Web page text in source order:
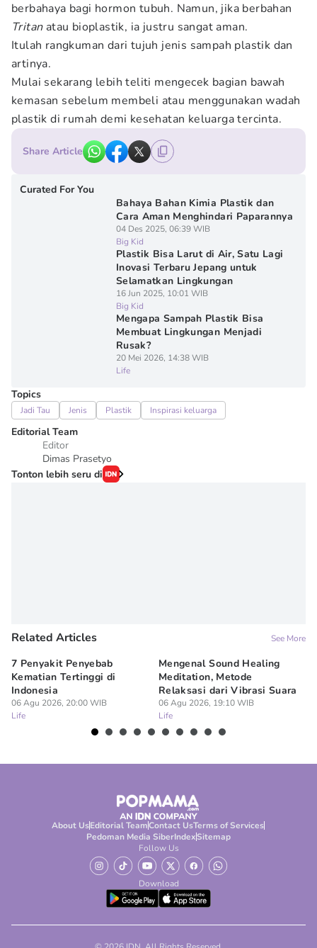
berbahaya bagi hormon tubuh. Namun, jika berbahan
Tritanatau bioplastik, ia justru sangat aman.
Itulah rangkuman dari tujuh jenis sampah plastik dan
artinya.
Mulai sekarang lebih teliti mengecek bagian bawah
kemasan sebelum membeli atau menggunakan wadah
plastik di rumah demi kesehatan keluarga tercinta.
Share Article
Curated For You
Bahaya Bahan Kimia Plastik dan
Cara Aman Menghindari Paparannya
04 Des 2025, 06:39 WIB
Big Kid
Plastik Bisa Larut di Air, Satu Lagi
Inovasi Terbaru Jepang untuk
Selamatkan Lingkungan
16 Jun 2025, 10:01 WIB
Big Kid
Mengapa Sampah Plastik Bisa
Membuat Lingkungan Menjadi
Rusak?
20 Mei 2026, 14:38 WIB
Life
Topics
Jadi Tau Jenis Plastik Inspirasi keluarga
Editorial Team
Editor
Dimas Prasetyo
Tonton lebih seru di
Related Articles See More
7 Penyakit Penyebab
Kematian Tertinggi di
Indonesia
06 Agu 2026, 20:00 WIB
Life
Mengenal Sound Healing
Meditation, Metode
Relaksasi dari Vibrasi Suara
06 Agu 2026, 19:10 WIB
Life
About UsEditorial TeamContact UsTerms of Services
Pedoman Media SiberIndexSitemap
Follow Us
Download